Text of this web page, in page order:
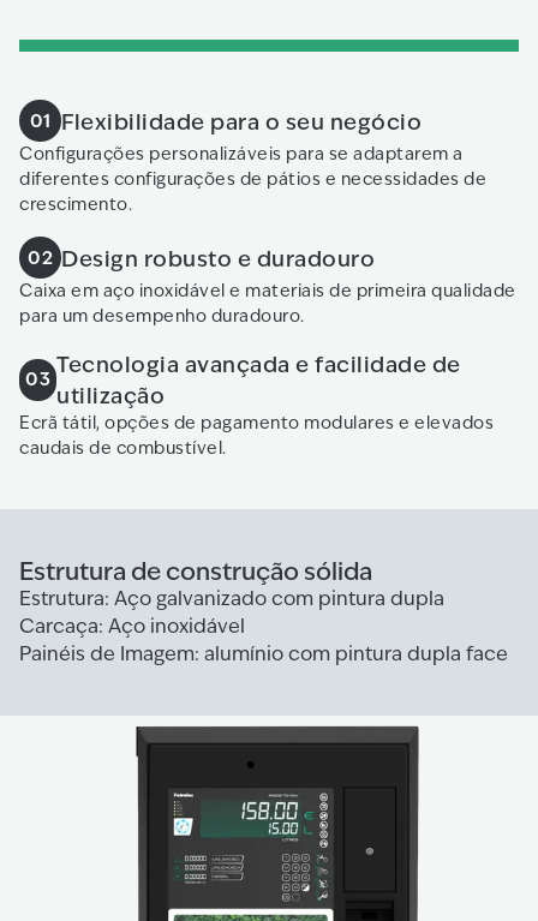
01 Flexibilidade para o seu negócio
Configurações personalizáveis para se adaptarem a
diferentes configurações de pátios e necessidades de
crescimento.
02 Design robusto e duradouro
Caixa em aço inoxidável e materiais de primeira qualidade
para um desempenho duradouro.
03
Tecnologia avançada e facilidade de
utilização
Ecrã tátil, opções de pagamento modulares e elevados
caudais de combustível.
Estrutura de construção sólida
Estrutura: Aço galvanizado com pintura dupla
Carcaça: Aço inoxidável
Painéis de Imagem: alumínio com pintura dupla face